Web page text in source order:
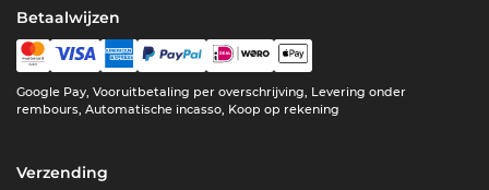
Betaalwijzen
Google Pay, Vooruitbetaling per overschrijving, Levering onder
rembours, Automatische incasso, Koop op rekening
Verzending